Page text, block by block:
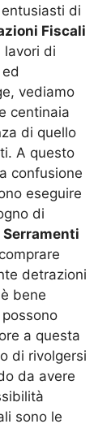
di
Fiscali
lavori di
vediamo
centinaia
di quello
A questo
confusione
eseguire
di
Serramenti
detrazioni
bene
a questa
di rivolgersi
da avere
sono le